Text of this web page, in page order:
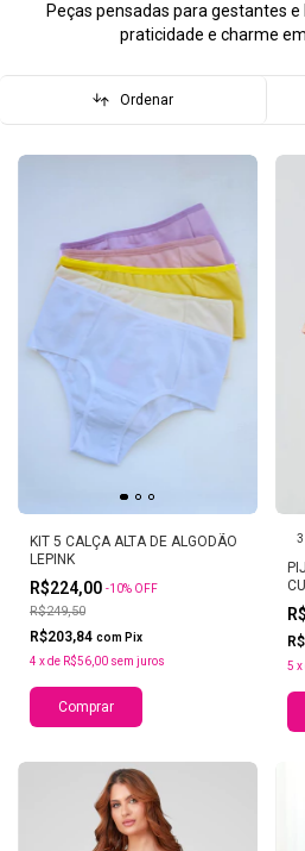
Peças pensadas para gestantes
praticidade e charme
Ordenar
KIT 5 CALÇA ALTA DE ALGODÃO
LEPINK
R$224,00 -10% OFF
R$249,50
R$203,84 com Pix
4 xde R$56,00 sem juros
Comprar
3
5 x